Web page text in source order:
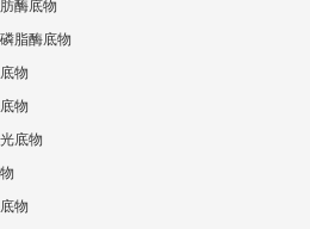
酶底物
脂酶底物
物
物
底物
物